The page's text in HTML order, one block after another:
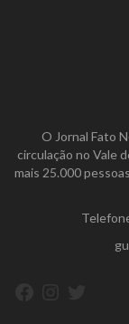
O Jornal Fato
circulação no Vale
mais 25.000